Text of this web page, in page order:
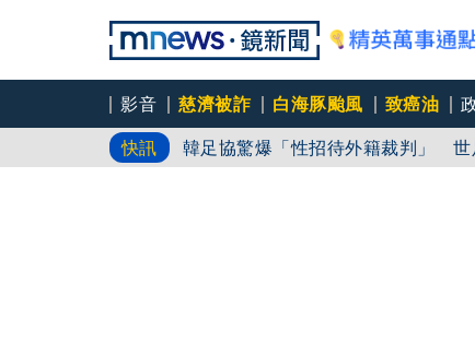
影音 慈濟被詐 白海豚颱風 致癌油
快訊
韓足協驚爆「性招待外籍裁判」 世
中秋送禮怎麼挑？大盛屋3款頂級禮